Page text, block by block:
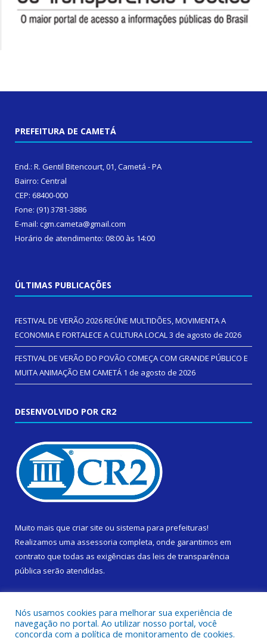
PREFEITURA DE CAMETÁ
End.: R. Gentil Bitencourt, 01, Cametá - PA
Bairro: Central
CEP: 68400-000
Fone: (91) 3781-3886
E-mail: cgm.cameta@gmail.com
Horário de atendimento: 08:00 às 14:00
ÚLTIMAS PUBLICAÇÕES
FESTIVAL DE VERÃO 2026 REÚNE MULTIDÕES, MOVIMENTA A
ECONOMIA E FORTALECE A CULTURA LOCAL3 de agosto de 2026
FESTIVAL DE VERÃO DO POVÃO COMEÇA COM GRANDE PÚBLICO E
MUITA ANIMAÇÃO EM CAMETÁ 1 de agosto de 2026
DESENVOLVIDO POR CR2
Muito mais que criar site ou sistema para prefeituras!
Realizamos uma assessoria completa, onde garantimos em
contrato que todas as exigências das leis de transparência
pública serão atendidas.
Nós usamos cookies para melhorar sua experiência de
navegação no portal. Ao utilizar nosso portal, você
concorda com a política de monitoramento de cookies.